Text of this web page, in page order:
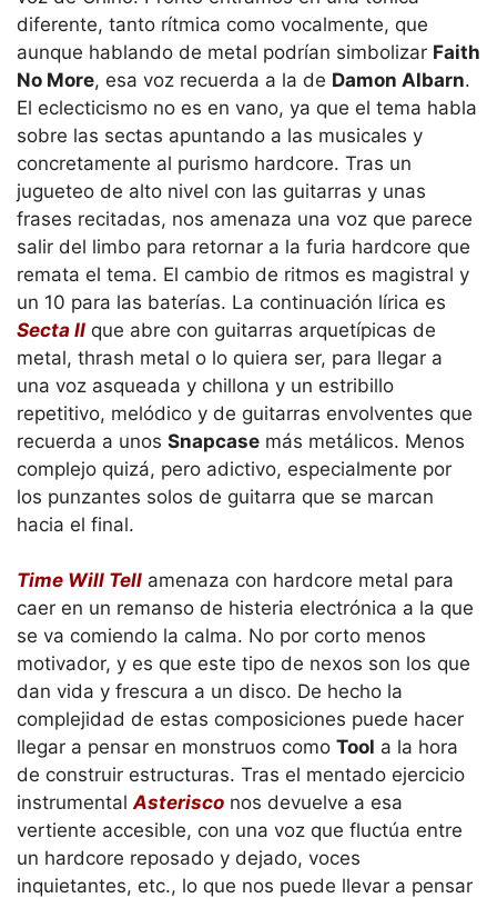
diferente, tanto rítmica como vocalmente, que
aunque hablando de metal podrían simbolizar Faith
No More, esa voz recuerda a la de Damon Albarn.
El eclecticismo no es en vano, ya que el tema habla
sobre las sectas apuntando a las musicales y
concretamente al purismo hardcore. Tras un
jugueteo de alto nivel con las guitarras y unas
frases recitadas, nos amenaza una voz que parece
salir del limbo para retornar a la furia hardcore que
remata el tema. El cambio de ritmos es magistral y
un 10 para las baterías. La continuación lírica es
Secta II que abre con guitarras arquetípicas de
metal, thrash metal o lo quiera ser, para llegar a
una voz asqueada y chillona y un estribillo
repetitivo, melódico y de guitarras envolventes que
recuerda a unos Snapcase más metálicos. Menos
complejo quizá, pero adictivo, especialmente por
los punzantes solos de guitarra que se marcan
hacia el final.
Time Will Tell amenaza con hardcore metal para
caer en un remanso de histeria electrónica a la que
se va comiendo la calma. No por corto menos
motivador, y es que este tipo de nexos son los que
dan vida y frescura a un disco. De hecho la
complejidad de estas composiciones puede hacer
llegar a pensar en monstruos como Tool a la hora
de construir estructuras. Tras el mentado ejercicio
instrumentalAsterisco nos devuelve a esa
vertiente accesible, con una voz que fluctúa entre
un hardcore reposado y dejado, voces
inquietantes, etc., lo que nos puede llevar a pensar